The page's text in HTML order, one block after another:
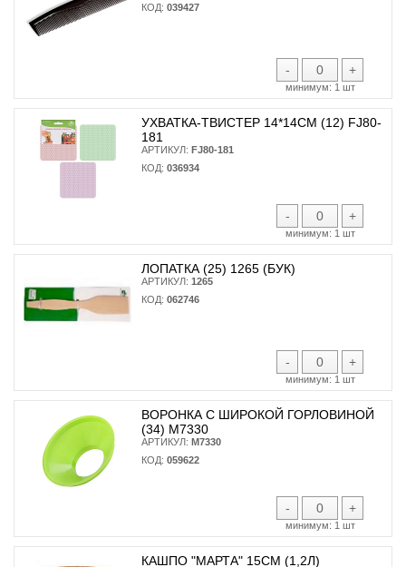
КОД: 039427
- +
минимум: 1 шт
УХВАТКА-ТВИСТЕР 14*14СМ (12) FJ80-
181
АРТИКУЛ: FJ80-181
КОД: 036934
- +
минимум: 1 шт
ЛОПАТКА (25) 1265 (БУК)
АРТИКУЛ: 1265
КОД: 062746
- +
минимум: 1 шт
ВОРОНКА С ШИРОКОЙ ГОРЛОВИНОЙ
(34) М7330
АРТИКУЛ: М7330
КОД: 059622
- +
минимум: 1 шт
КАШПО "МАРТА" 15СМ (1,2Л)